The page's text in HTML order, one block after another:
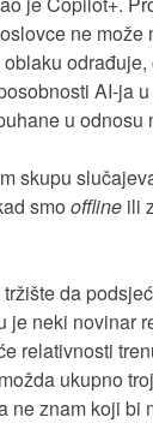
ne
AI-ja
u odnosu
skupu
smo offline ili
tržište da
je neki novinar
relativnosti
ukupno
ne znam koji